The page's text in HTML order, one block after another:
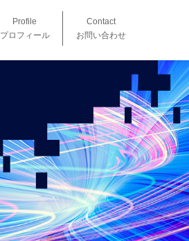
Profile
プロフィール
Contact
お問い合わせ